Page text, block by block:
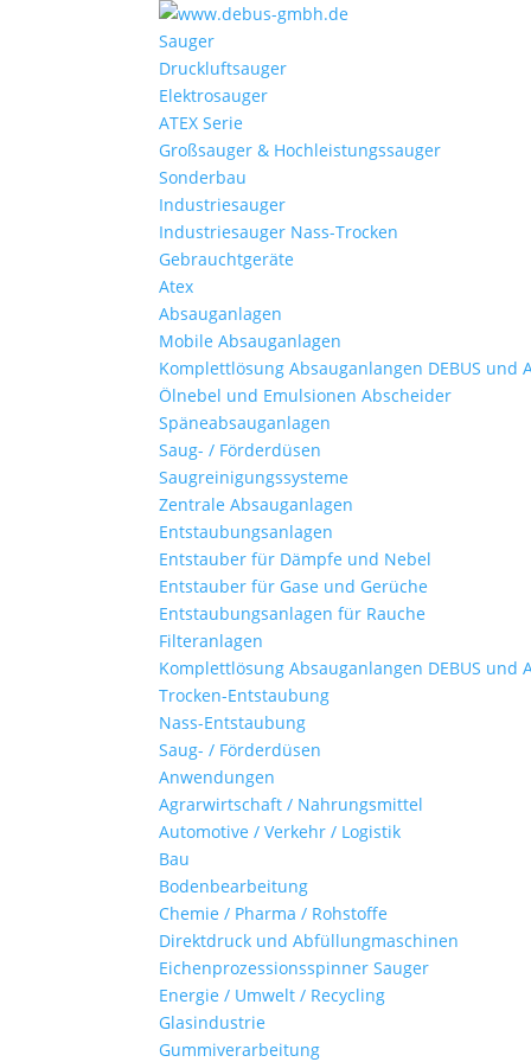
Sauger
Druckluftsauger
Elektrosauger
ATEX Serie
Großsauger & Hochleistungssauger
Sonderbau
Industriesauger
Industriesauger Nass-Trocken
Gebrauchtgeräte
Atex
Absauganlagen
Mobile Absauganlagen
Komplettlösung Absauganlangen DEBUS und
Ölnebel und Emulsionen Abscheider
Späneabsauganlagen
Saug- / Förderdüsen
Saugreinigungssysteme
Zentrale Absauganlagen
Entstaubungsanlagen
Entstauber für Dämpfe und Nebel
Entstauber für Gase und Gerüche
Entstaubungsanlagen für Rauche
Filteranlagen
Komplettlösung Absauganlangen DEBUS und
Trocken-Entstaubung
Nass-Entstaubung
Saug- / Förderdüsen
Anwendungen
Agrarwirtschaft / Nahrungsmittel
Automotive / Verkehr / Logistik
Bau
Bodenbearbeitung
Chemie / Pharma / Rohstoffe
Direktdruck und Abfüllungmaschinen
Eichenprozessionsspinner Sauger
Energie / Umwelt / Recycling
Glasindustrie
Gummiverarbeitung